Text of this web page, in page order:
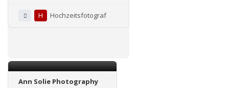
H Hochzeitsfotograf
Ann Solie Photography